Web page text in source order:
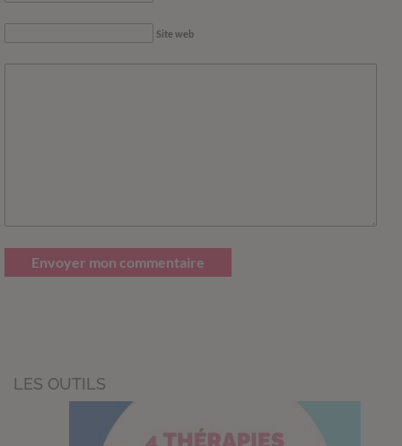
Site web
Envoyer mon commentaire
LES OUTILS